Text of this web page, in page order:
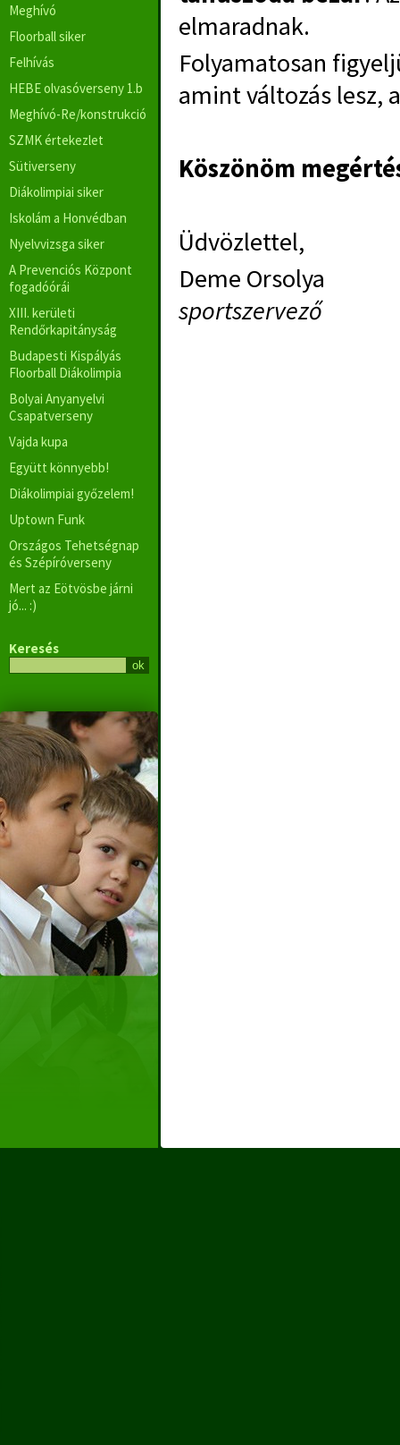
Meghívó
Floorball siker
Felhívás
HEBE olvasóverseny 1.b
Meghívó-Re/konstrukció
SZMK értekezlet
Sütiverseny
Diákolimpiai siker
Iskolám a Honvédban
Nyelvvizsga siker
A Prevenciós Központ
fogadóórái
XIII. kerületi
Rendőrkapitányság
Budapesti Kispályás
Floorball Diákolimpia
Bolyai Anyanyelvi
Csapatverseny
Vajda kupa
Együtt könnyebb!
Diákolimpiai győzelem!
Uptown Funk
Országos Tehetségnap
és Szépíróverseny
Mert az Eötvösbe járni
jó... :)
Keresés
elmaradnak.
Folyamatosan
amint változás lesz,
Köszönöm
Üdvözlettel,
Deme Orsolya
sportszervező